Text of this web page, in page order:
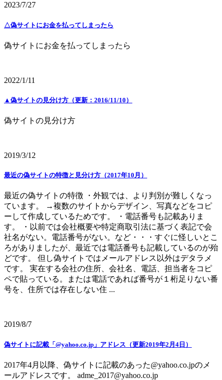
2023/7/27
△偽サイトにお金を払ってしまったら
偽サイトにお金を払ってしまったら
2022/1/11
▲偽サイトの見分け方（更新：2016/11/10）
偽サイトの見分け方
2019/3/12
最近の偽サイトの特徴と見分け方（2017年10月）
最近の偽サイトの特徴 ・外観では、より判別が難しくなっ
ています。 →複数のサイトからデザイン、写真などをコピ
ーして作成しているためです。 ・電話番号も記載ありま
す。 ・以前では会社概要や特定商取引法に基づく表記で会
社名がない。電話番号がない。など・・・すぐに怪しいとこ
ろがありましたが、最近では電話番号も記載しているのが殆
どです。 但し偽サイトではメールアドレス以外はデタラメ
です。 実在する会社の住所、会社名、電話、担当者をコピ
ペで貼っている。または電話であれば番号が１桁足りない番
号を、住所では存在しない住 ...
2019/8/7
偽サイトに記載「@yahoo.co.jp」アドレス（更新2019年2月4日）
2017年4月以降、偽サイトに記載のあった@yahoo.co.jpのメ
ールアドレスです。 adme_2017@yahoo.co.jp